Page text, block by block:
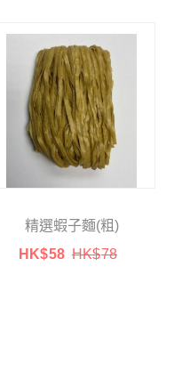
精選蝦子麵(粗)
HK$58 HK$78